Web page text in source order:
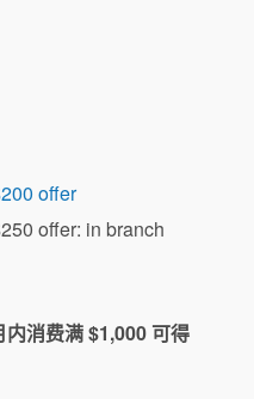
offer
offer: in branch
消费满 $1,000 可得